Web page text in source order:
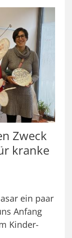
Zweck
kranke
ein paar
Anfang
Kinder-